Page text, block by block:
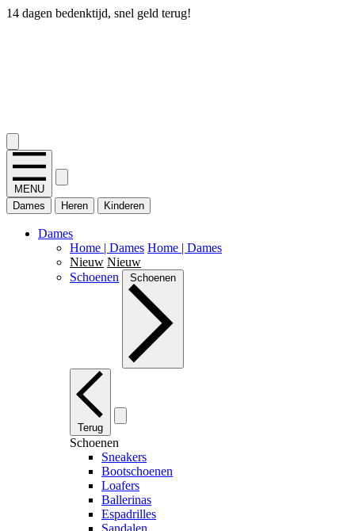
14 dagen bedenktijd, snel geld terug!
MENU
Dames
Heren Kinderen
Dames
Home | Dames Home | Dames
Nieuw Nieuw
Schoenen
Schoenen
Terug
Schoenen
Sneakers
Bootschoenen
Loafers
Ballerinas
Espadrilles